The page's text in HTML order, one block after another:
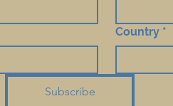
Country *
Subscribe